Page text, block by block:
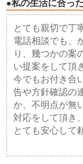
●私の生活に合っ
とても親切で丁
電話相談でも、
り、幾つかの案
い提案をして頂
今でもお付き合
告や方針確認の
か、不明点が無
対応をして頂き
とても安心して